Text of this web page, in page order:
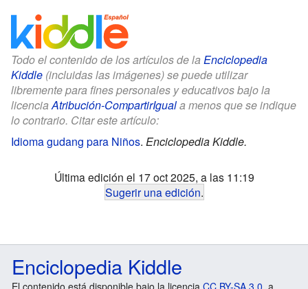
Todo el contenido de los artículos de la Enciclopedia
Kiddle (incluidas las imágenes) se puede utilizar
libremente para fines personales y educativos bajo la
licenciaAtribución-CompartirIguala menos que se indique
lo contrario. Citar este artículo:
Idioma gudang para Niños. Enciclopedia Kiddle.
Última edición el 17 oct 2025, a las 11:19
Sugerir una edición.
Enciclopedia Kiddle
El contenido está disponible bajo la licencia CC BY-SA 3.0 , a